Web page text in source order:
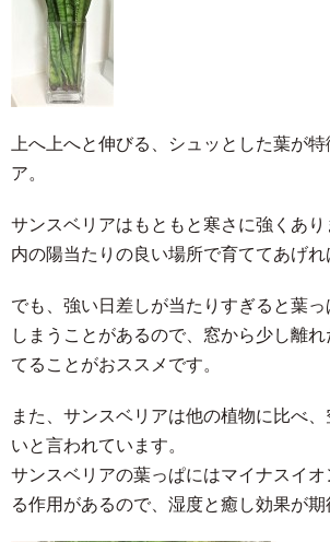
上へ上へと伸びる、シュッとした葉が
ア。
サンスベリアはもともと寒さに強くあ
内の陽当たりの良い場所で育ててあげれ
でも、強い日差しが当たりすぎると葉
しまうことがあるので、窓から少し離
てることがおススメです。
また、サンスベリアは他の植物に比べ
いと言われています。
サンスベリアの葉っぱにはマイナスイ
る作用があるので、湿度と癒し効果が期